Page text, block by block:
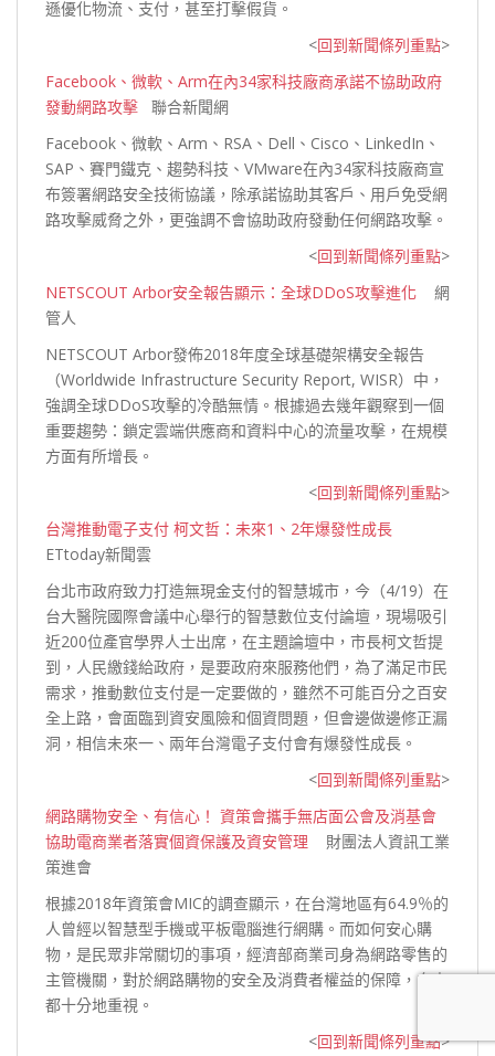
遜優化物流、支付，甚至打擊假貨。
<回到新聞條列重點>
Facebook、微軟、Arm在內34家科技廠商承諾不協助政府
發動網路攻擊 聯合新聞網
Facebook、微軟、Arm、RSA、Dell、Cisco、LinkedIn、
SAP、賽門鐵克、趨勢科技、VMware在內34家科技廠商宣
布簽署網路安全技術協議，除承諾協助其客戶、用戶免受網
路攻擊威脅之外，更強調不會協助政府發動任何網路攻擊。
<回到新聞條列重點>
NETSCOUT Arbor安全報告顯示：全球DDoS攻擊進化 網
管人
NETSCOUT Arbor發佈2018年度全球基礎架構安全報告
（Worldwide Infrastructure Security Report, WISR）中，
強調全球DDoS攻擊的冷酷無情。根據過去幾年觀察到一個
重要趨勢：鎖定雲端供應商和資料中心的流量攻擊，在規模
方面有所增長。
<回到新聞條列重點>
台灣推動電子支付 柯文哲：未來1、2年爆發性成長
ETtoday新聞雲
台北市政府致力打造無現金支付的智慧城市，今（4/19）在
台大醫院國際會議中心舉行的智慧數位支付論壇，現場吸引
近200位產官學界人士出席，在主題論壇中，市長柯文哲提
到，人民繳錢給政府，是要政府來服務他們，為了滿足市民
需求，推動數位支付是一定要做的，雖然不可能百分之百安
全上路，會面臨到資安風險和個資問題，但會邊做邊修正漏
洞，相信未來一、兩年台灣電子支付會有爆發性成長。
<回到新聞條列重點>
網路購物安全、有信心！ 資策會攜手無店面公會及消基會
協助電商業者落實個資保護及資安管理 財團法人資訊工業
策進會
根據2018年資策會MIC的調查顯示，在台灣地區有64.9％的
人曾經以智慧型手機或平板電腦進行網購。而如何安心購
物，是民眾非常關切的事項，經濟部商業司身為網路零售的
主管機關，對於網路購物的安全及消費者權益的保障，向來
都十分地重視。
<回到新聞條列重點>